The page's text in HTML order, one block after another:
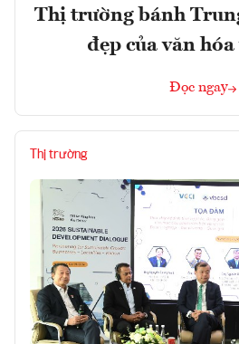
Thị trường bánh
đẹp của văn
Đọc ngay
Thị trường